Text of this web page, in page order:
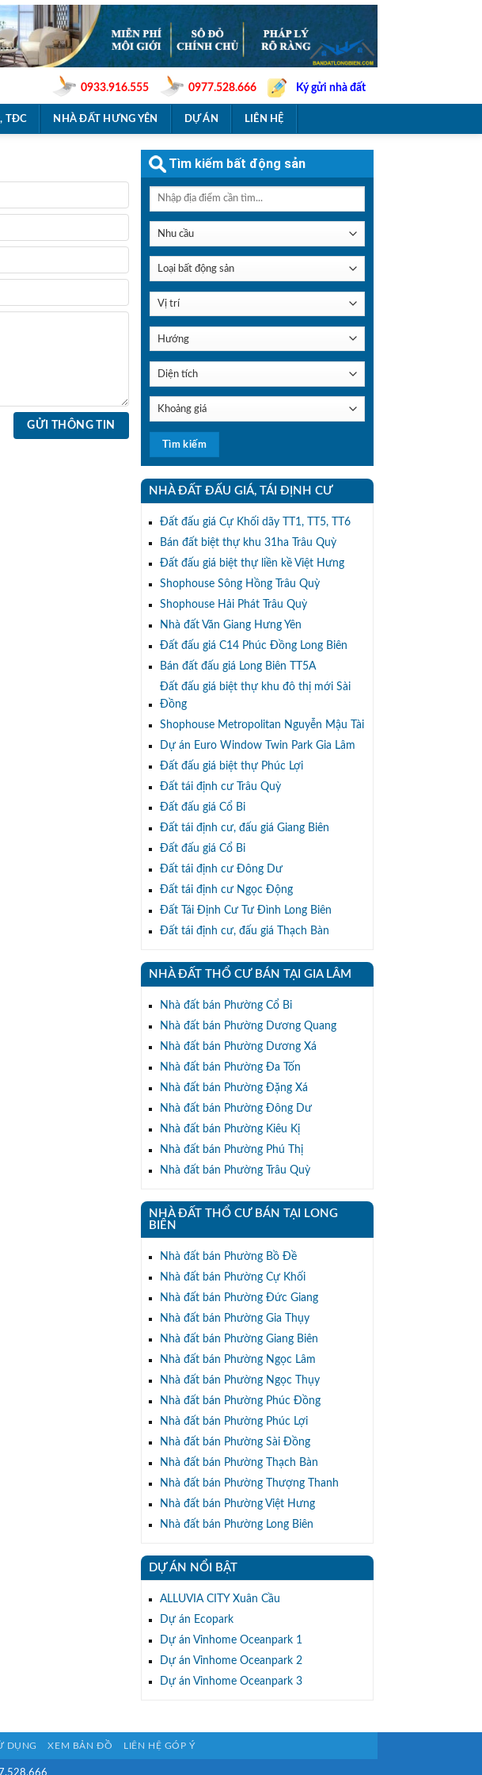
0933.916.555 0977.528.666 Ký gửi nhà đất
TĐC NHÀ ĐẤT HƯNG YÊN DỰ ÁN LIÊN HỆ
Tìm kiếm bất động sản
NHÀ ĐẤT ĐẤU GIÁ, TÁI ĐỊNH CƯ
Đất đấu giá Cự Khối dãy TT1, TT5, TT6
Bán đất biệt thự khu 31ha Trâu Quỳ
Đất đấu giá biệt thự liền kề Việt Hưng
Shophouse Sông Hồng Trâu Quỳ
Shophouse Hải Phát Trâu Quỳ
Nhà đất Văn Giang Hưng Yên
Đất đấu giá C14 Phúc Đồng Long Biên
Bán đất đấu giá Long Biên TT5A
Đất đấu giá biệt thự khu đô thị mới Sài
Đồng
Shophouse Metropolitan Nguyễn Mậu Tài
Dự án Euro Window Twin Park Gia Lâm
Đất đấu giá biệt thự Phúc Lợi
Đất tái định cư Trâu Quỳ
Đất đấu giá Cổ Bi
Đất tái định cư, đấu giá Giang Biên
Đất đấu giá Cổ Bi
Đất tái định cư Đông Dư
Đất tái định cư Ngọc Động
Đất Tái Định Cư Tư Đình Long Biên
Đất tái định cư, đấu giá Thạch Bàn
NHÀ ĐẤT THỔ CƯ BÁN TẠI GIA LÂM
Nhà đất bán Phường Cổ Bi
Nhà đất bán Phường Dương Quang
Nhà đất bán Phường Dương Xá
Nhà đất bán Phường Đa Tốn
Nhà đất bán Phường Đặng Xá
Nhà đất bán Phường Đông Dư
Nhà đất bán Phường Kiêu Kị
Nhà đất bán Phường Phú Thị
Nhà đất bán Phường Trâu Quỳ
NHÀ ĐẤT THỔ CƯ BÁN TẠI LONG
BIÊN
Nhà đất bán Phường Bồ Đề
Nhà đất bán Phường Cự Khối
Nhà đất bán Phường Đức Giang
Nhà đất bán Phường Gia Thụy
Nhà đất bán Phường Giang Biên
Nhà đất bán Phường Ngọc Lâm
Nhà đất bán Phường Ngọc Thụy
Nhà đất bán Phường Phúc Đồng
Nhà đất bán Phường Phúc Lợi
Nhà đất bán Phường Sài Đồng
Nhà đất bán Phường Thạch Bàn
Nhà đất bán Phường Thượng Thanh
Nhà đất bán Phường Việt Hưng
Nhà đất bán Phường Long Biên
DỰ ÁN NỔI BẬT
ALLUVIA CITY Xuân Cầu
Dự án Ecopark
Dự án Vinhome Oceanpark 1
Dự án Vinhome Oceanpark 2
Dự án Vinhome Oceanpark 3
DỤNG XEM BẢN ĐỒ LIÊN HỆ GÓP Ý